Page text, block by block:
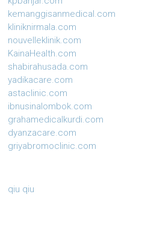
kemanggisanmedical.com
kliniknirmala.com
nouvelleklinik.com
KainaHealth.com
shabirahusada.com
yadikacare.com
astaclinic.com
ibnusinalombok.com
grahamedicalkurdi.com
dyanzacare.com
griyabromoclinic.com
qiu qiu